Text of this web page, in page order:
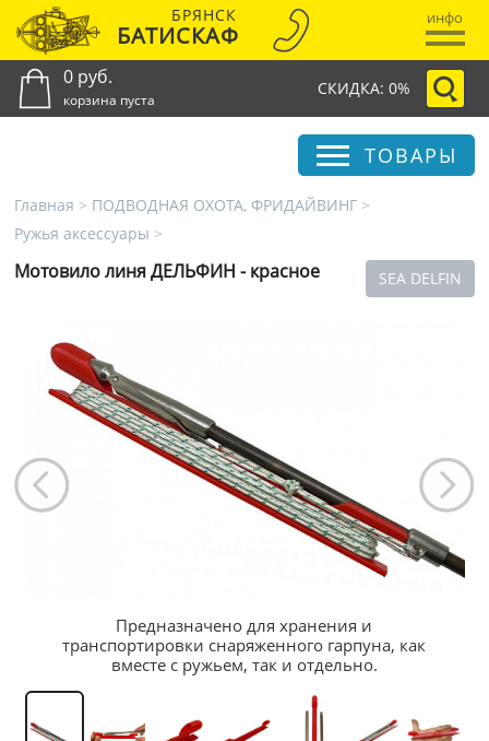
БРЯНСК
БАТИСКАФ
инфо
0 руб.
корзина пуста
СКИДКА: 0%
ТОВАРЫ
Главная > ПОДВОДНАЯ ОХОТА, ФРИДАЙВИНГ >
Ружья аксессуары >
SEA DELFIN
Мотовило линя ДЕЛЬФИН - красное
Предназначено для хранения и
транспортировки снаряженного гарпуна, как
вместе с ружьем, так и отдельно.